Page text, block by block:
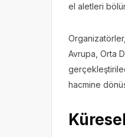
el aletleri
Avrupa, Orta
hacmine